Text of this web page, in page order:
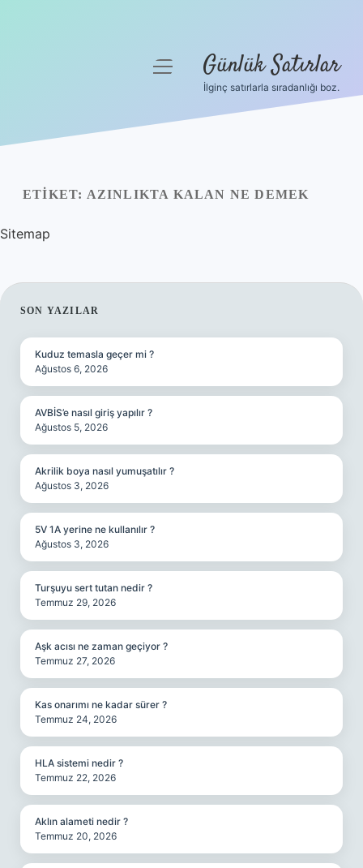
Yasal Uyarı
Hakkımızda
menüyü Günlük Satırlar
İlginç satırlarla sıradanlığı boz.
ETIKET: AZINLIKTA KALAN NE DEMEK
Sitemap
SIDEBAR
SON YAZILAR
Kuduz temasla geçer mi ?
Ağustos 6, 2026
AVBİS’e nasıl giriş yapılır ?
Ağustos 5, 2026
Akrilik boya nasıl yumuşatılır ?
Ağustos 3, 2026
5V 1A yerine ne kullanılır ?
Ağustos 3, 2026
Turşuyu sert tutan nedir ?
Temmuz 29, 2026
Aşk acısı ne zaman geçiyor ?
Temmuz 27, 2026
Kas onarımı ne kadar sürer ?
Temmuz 24, 2026
HLA sistemi nedir ?
Temmuz 22, 2026
Aklın alameti nedir ?
Temmuz 20, 2026